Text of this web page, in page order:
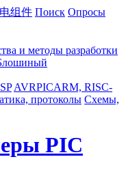
组件 Поиск Опросы
и методы разработки
AVRPICARM, RISC-
протоколы Схемы,
PIC